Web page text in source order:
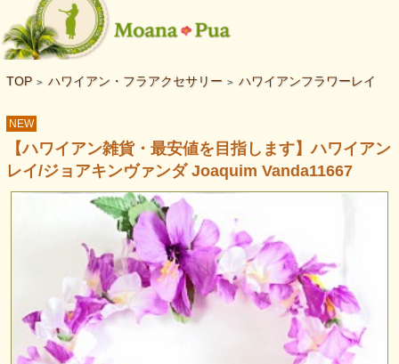
TOP > ハワイアン・フラアクセサリー > ハワイアンフラワーレイ
NEW
【ハワイアン雑貨・最安値を目指します】ハワイアン
レイ/ジョアキンヴァンダ Joaquim Vanda11667